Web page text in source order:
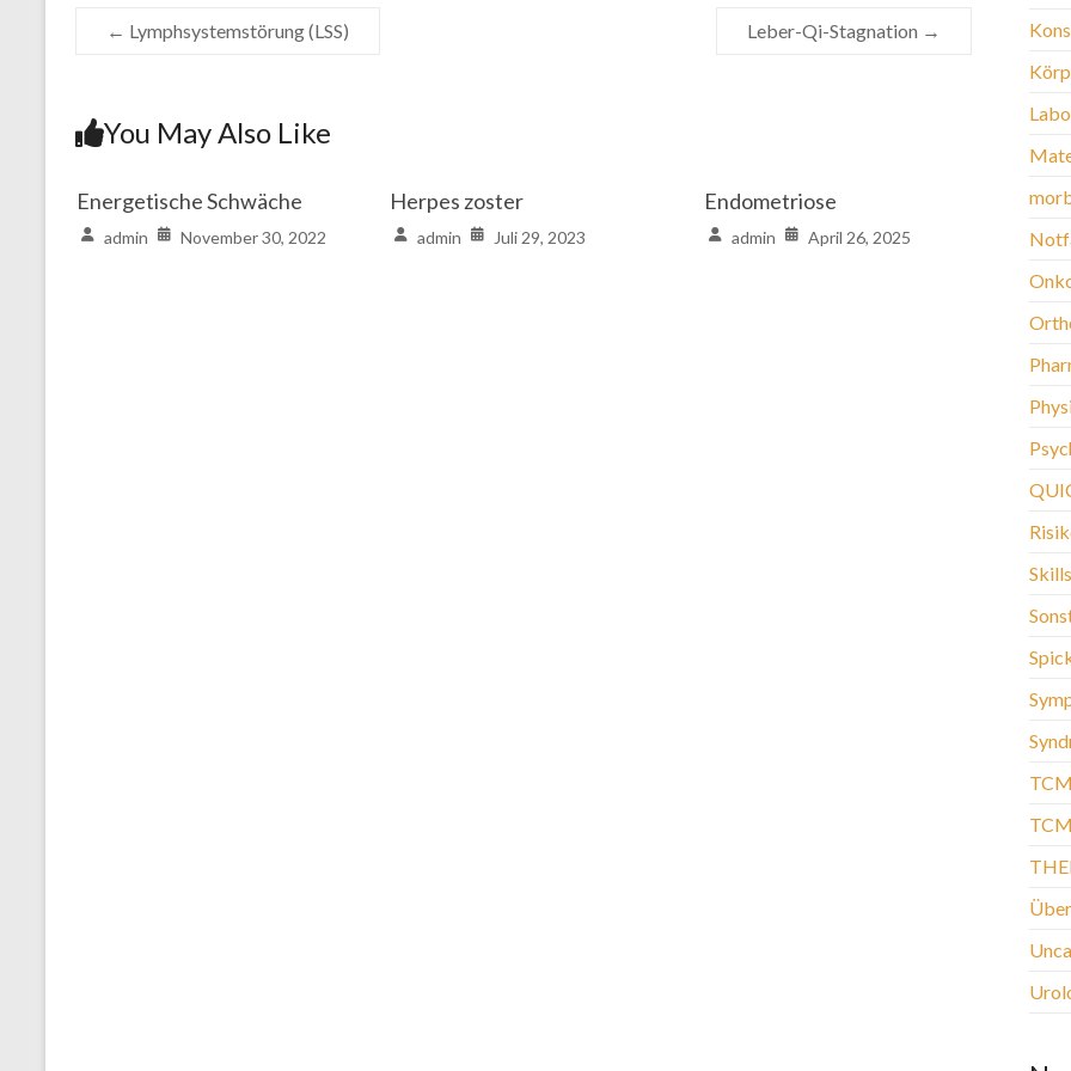
← Lymphsystemstörung (LSS) Leber-Qi-Stagnation →
You May Also Like
Energetische Schwäche
admin November 30, 2022
Herpes zoster
admin Juli 29, 2023
Endometriose
admin April 26, 2025
Skills